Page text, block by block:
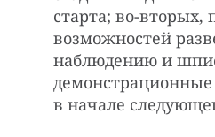
старта; во-
возможностей
наблюдению и
в начале